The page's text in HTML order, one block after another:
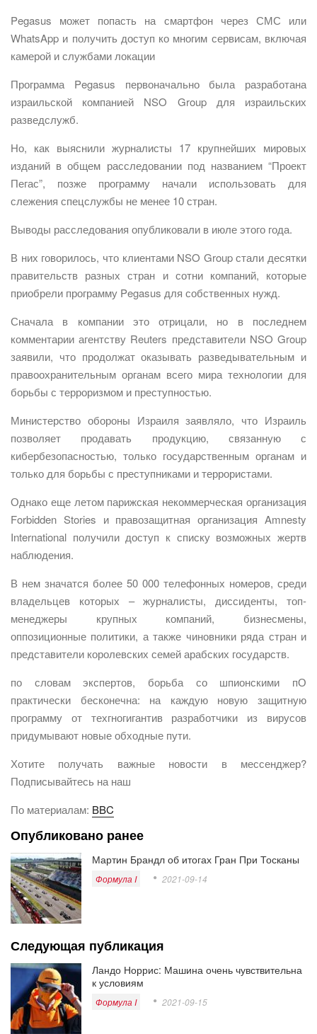
Pegasus может попасть на смартфон через СМС или
WhatsApp и получить доступ ко многим сервисам, включая
камерой и службами локации
Программа Pegasus первоначально была разработана
израильской компанией NSO Group для израильских
разведслужб.
Но, как выяснили журналисты 17 крупнейших мировых
изданий в общем расследовании под названием “Проект
Пегас”, позже программу начали использовать для
слежения спецслужбы не менее 10 стран.
Выводы расследования опубликовали в июле этого года.
В них говорилось, что клиентами NSO Group стали десятки
правительств разных стран и сотни компаний, которые
приобрели программу Pegasus для собственных нужд.
Сначала в компании это отрицали, но в последнем
комментарии агентству Reuters представители NSO Group
заявили, что продолжат оказывать разведывательным и
правоохранительным органам всего мира технологии для
борьбы с терроризмом и преступностью.
Министерство обороны Израиля заявляло, что Израиль
позволяет продавать продукцию, связанную с
кибербезопасностью, только государственным органам и
только для борьбы с преступниками и террористами.
Однако еще летом парижская некоммерческая организация
Forbidden Stories и правозащитная организация Amnesty
International получили доступ к списку возможных жертв
наблюдения.
В нем значатся более 50 000 телефонных номеров, среди
владельцев которых – журналисты, диссиденты, топ-
менеджеры крупных компаний, бизнесмены,
оппозиционные политики, а также чиновники ряда стран и
представители королевских семей арабских государств.
по словам экспертов, борьба со шпионскими пО
практически бесконечна: на каждую новую защитную
программу от техгногигантив разработчики из вирусов
придумывают новые обходные пути.
Хотите получать важные новости в мессенджер?
Подписывайтесь на наш
По материалам: BBC
Опубликовано ранее
Мартин Брандл об итогах Гран При Тосканы
Формула I 2021-09-14
Следующая публикация
Ландо Норрис: Машина очень чувствительна
к условиям
Формула I 2021-09-15